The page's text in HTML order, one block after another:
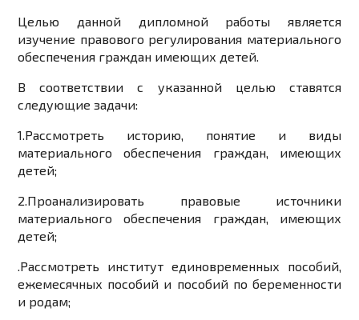
Целью данной дипломной работы является
изучение правового регулирования материального
обеспечения граждан имеющих детей.
В соответствии с указанной целью ставятся
следующие задачи:
1.Рассмотреть историю, понятие и виды
материального обеспечения граждан, имеющих
детей;
2.Проанализировать правовые источники
материального обеспечения граждан, имеющих
детей;
.Рассмотреть институт единовременных пособий,
ежемесячных пособий и пособий по беременности
и родам;